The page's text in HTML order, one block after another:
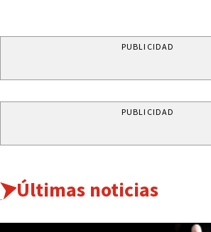
PUBLICIDAD
PUBLICIDAD
Últimas noticias